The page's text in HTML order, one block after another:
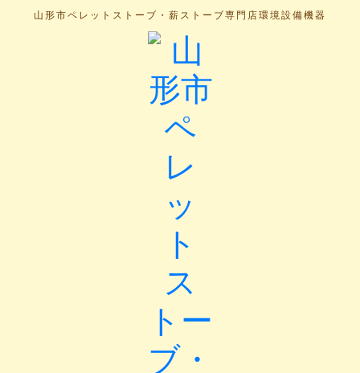
山形市ペレットストーブ・薪ストーブ専門店環境設備機器